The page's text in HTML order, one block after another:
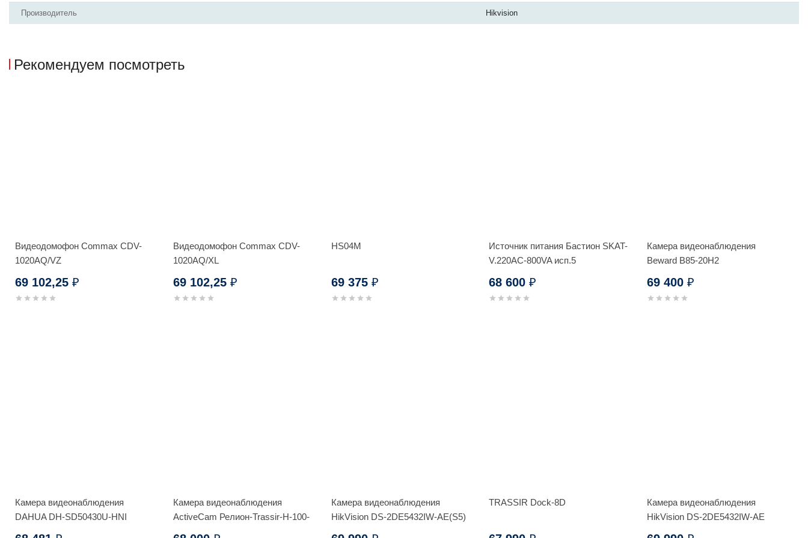
Производитель Hikvision
Рекомендуем посмотреть
Видеодомофон Commax CDV-
1020AQ/VZ
69 102,25 ₽
Видеодомофон Commax CDV-
1020AQ/XL
69 102,25 ₽
HS04M
69 375 ₽
Источник питания Бастион SKAT-
V.220AC-800VA исп.5
68 600₽
Камера видеонаблюдения
Beward B85-20H2
69 400₽
Камера видеонаблюдения
DAHUA DH-SD50430U-HNI
Камера видеонаблюдения
ActiveCam Релион-Trassir-Н-100-
Камера видеонаблюдения
HikVision DS-2DE5432IW-AE(S5)
TRASSIR Dock-8D
Камера видеонаблюдения
HikVision DS-2DE5432IW-AE